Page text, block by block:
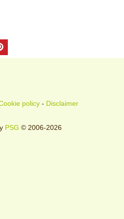
policy- Disclaimer
PSG © 2006-2026